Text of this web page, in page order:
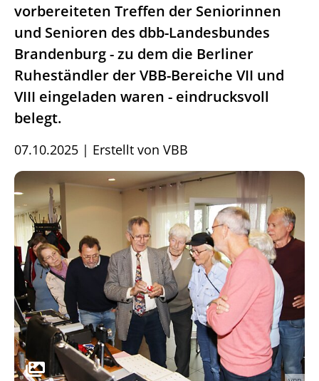
vorbereiteten Treffen der Seniorinnen
und Senioren des dbb-Landesbundes
Brandenburg - zu dem die Berliner
Ruheständler der VBB-Bereiche VII und
VIII eingeladen waren - eindrucksvoll
belegt.
07.10.2025 | Erstellt von VBB